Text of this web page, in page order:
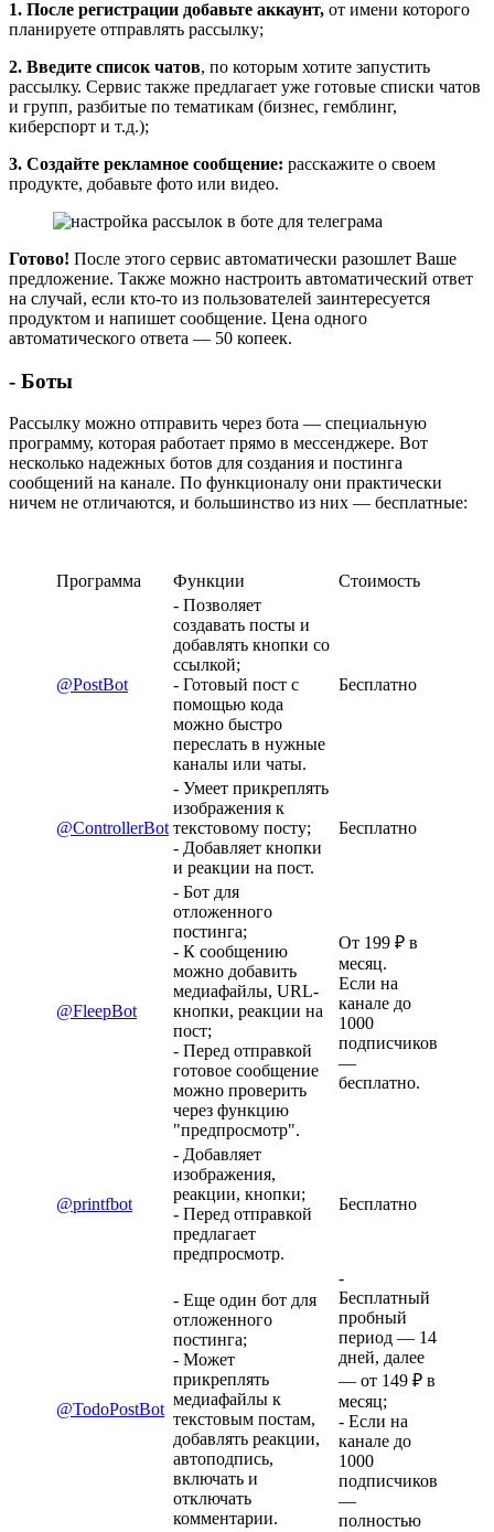
1. После регистрации добавьте аккаунт, от имени которого
планируете отправлять рассылку;
2. Введите список чатов, по которым хотите запустить
рассылку. Сервис также предлагает уже готовые списки чатов
и групп, разбитые по тематикам (бизнес, гемблинг,
киберспорт и т.д.);
3. Создайте рекламное сообщение: расскажите о своем
продукте, добавьте фото или видео.
Готово! После этого сервис автоматически разошлет Ваше
предложение. Также можно настроить автоматический ответ
на случай, если кто-то из пользователей заинтересуется
продуктом и напишет сообщение. Цена одного
автоматического ответа — 50 копеек.
- Боты
Рассылку можно отправить через бота — специальную
программу, которая работает прямо в мессенджере. Вот
несколько надежных ботов для создания и постинга
сообщений на канале. По функционалу они практически
ничем не отличаются, и большинство из них — бесплатные:
Программа Функции Стоимость
@PostBot
- Позволяет
создавать посты и
добавлять кнопки со
ссылкой;
- Готовый пост с
помощью кода
можно быстро
переслать в нужные
каналы или чаты.
Бесплатно
@ControllerBot
- Умеет прикреплять
изображения к
текстовому посту;
- Добавляет кнопки
и реакции на пост.
Бесплатно
@FleepBot
- Бот для
отложенного
постинга;
- К сообщению
можно добавить
медиафайлы, URL-
кнопки, реакции на
пост;
- Перед отправкой
готовое сообщение
можно проверить
через функцию
"предпросмотр".
От 199 ₽ в
месяц.
Если на
канале до
1000
подписчиков
—
бесплатно.
@printfbot
- Добавляет
изображения,
реакции, кнопки;
- Перед отправкой
предлагает
предпросмотр.
Бесплатно
@TodoPostBot
- Еще один бот для
отложенного
постинга;
- Может
прикреплять
медиафайлы к
текстовым постам,
добавлять реакции,
автоподпись,
включать и
отключать
комментарии.
-
Бесплатный
пробный
период — 14
дней, далее
— от 149 ₽ в
месяц;
- Если на
канале до
1000
подписчиков
—
полностью